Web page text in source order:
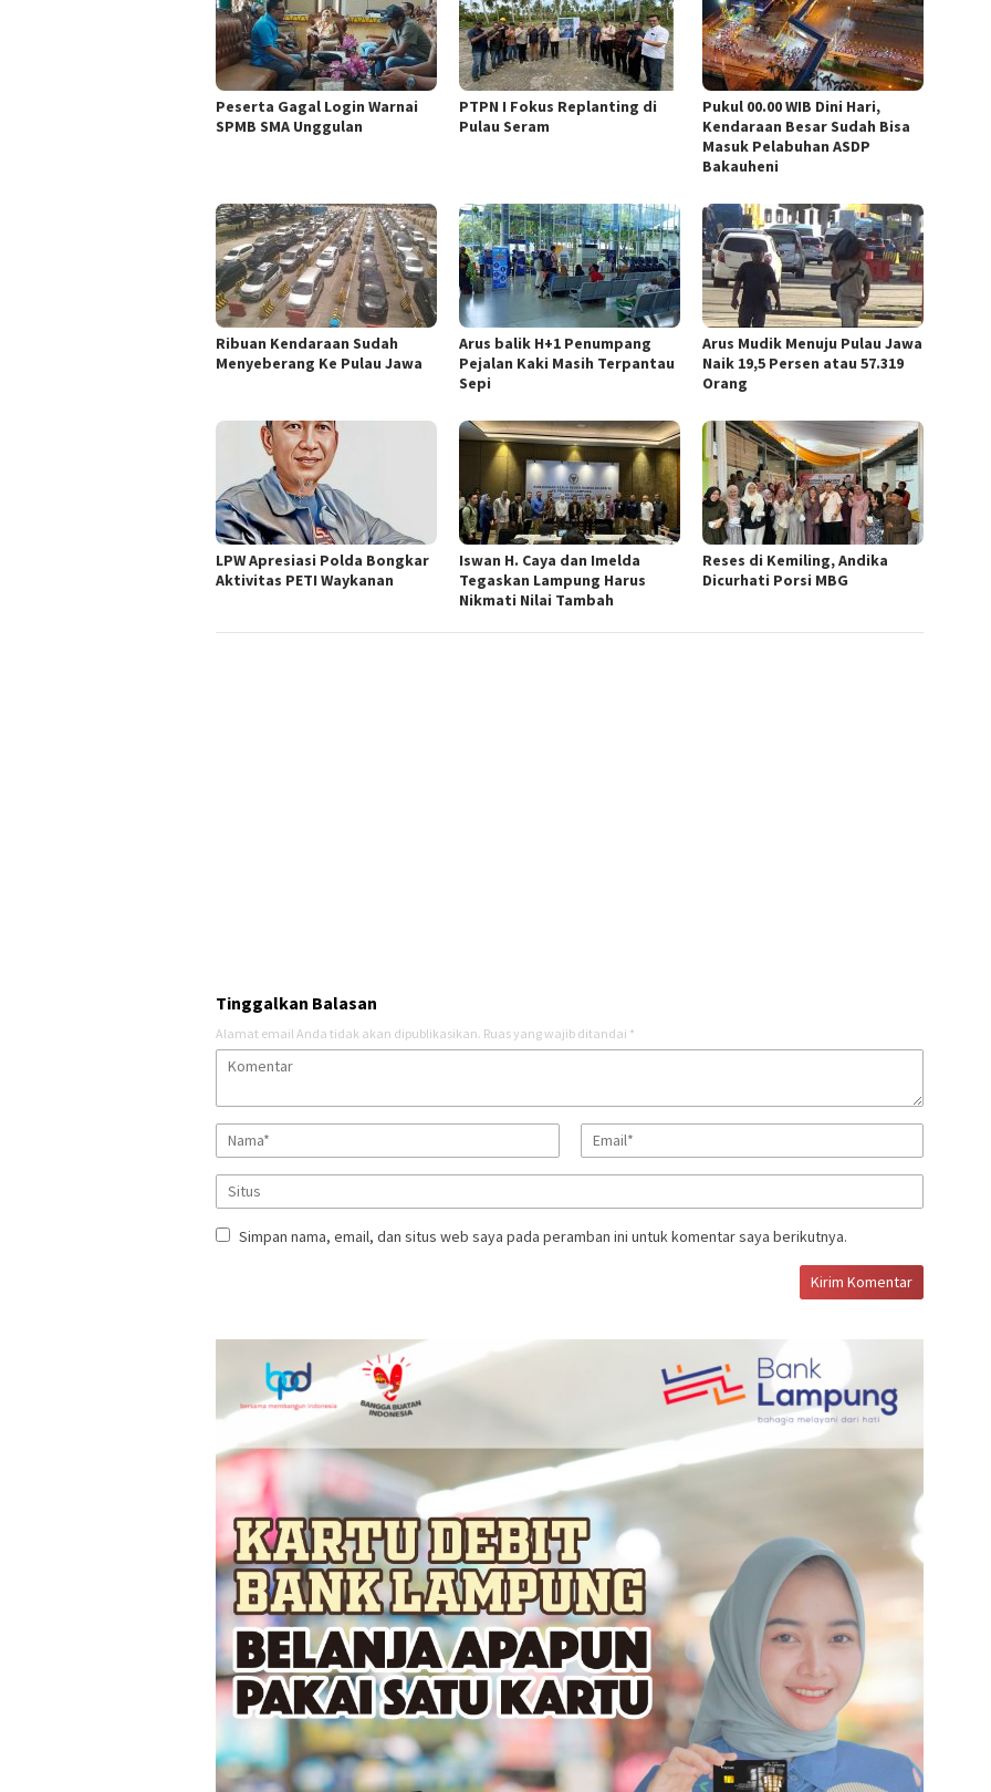
Peserta Gagal Login Warnai
SPMB SMA Unggulan
PTPN I Fokus Replanting di
Pulau Seram
Pukul 00.00 WIB Dini Hari,
Kendaraan Besar Sudah Bisa
Masuk Pelabuhan ASDP
Bakauheni
Ribuan Kendaraan Sudah
Menyeberang Ke Pulau Jawa
Arus balik H+1 Penumpang
Pejalan Kaki Masih Terpantau
Sepi
Arus Mudik Menuju Pulau Jawa
Naik 19,5 Persen atau 57.319
Orang
LPW Apresiasi Polda Bongkar
Aktivitas PETI Waykanan
Iswan H. Caya dan Imelda
Tegaskan Lampung Harus
Nikmati Nilai Tambah
Reses di Kemiling, Andika
Dicurhati Porsi MBG
Tinggalkan Balasan
Alamat email Anda tidak akan dipublikasikan. Ruas yang wajib ditandai *
Simpan nama, email, dan situs web saya pada peramban ini untuk komentar saya berikutnya.